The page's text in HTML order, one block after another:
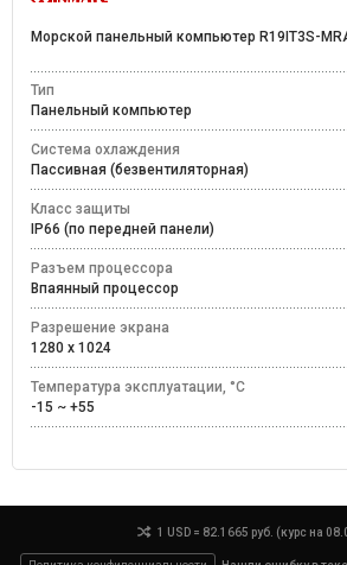
Морской панельный компьютер R19IT3S-
Тип
Панельный компьютер
Система охлаждения
Пассивная (безвентиляторная)
Класс защиты
IP66 (по передней панели)
Разъем процессора
Впаянный процессор
Разрешение экрана
1280 x 1024
Температура эксплуатации, °C
-15 ~ +55
1 USD = 82.1665 руб. (курс на